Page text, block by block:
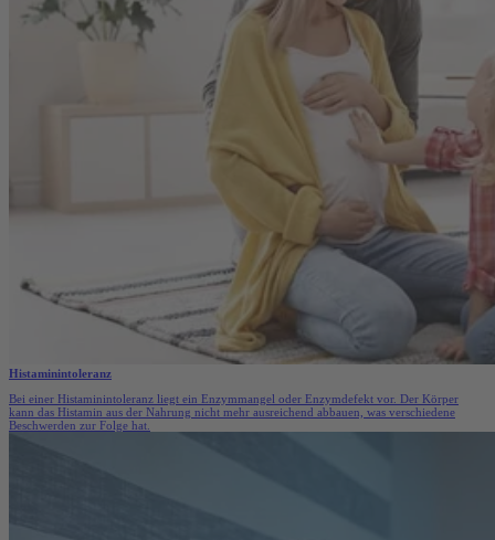
Histaminintoleranz
Bei einer Histaminintoleranz liegt ein Enzymmangel oder Enzymdefekt vor. Der Körper
kann das Histamin aus der Nahrung nicht mehr ausreichend abbauen, was verschiedene
Beschwerden zur Folge hat.